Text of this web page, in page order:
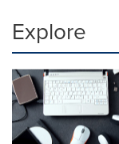
Explore